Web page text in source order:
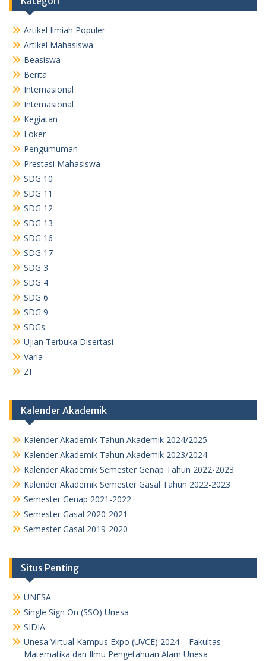
Artikel Ilmiah Populer
Artikel Mahasiswa
Beasiswa
Berita
Internasional
Internasional
Kegiatan
Loker
Pengumuman
Prestasi Mahasiswa
SDG 10
SDG 11
SDG 12
SDG 13
SDG 16
SDG 17
SDG 3
SDG 4
SDG 6
SDG 9
SDGs
Ujian Terbuka Disertasi
Varia
ZI
Kalender Akademik
Kalender Akademik Tahun Akademik 2024/2025
Kalender Akademik Tahun Akademik 2023/2024
Kalender Akademik Semester Genap Tahun 2022-2023
Kalender Akademik Semester Gasal Tahun 2022-2023
Semester Genap 2021-2022
Semester Gasal 2020-2021
Semester Gasal 2019-2020
Situs Penting
UNESA
Single Sign On (SSO) Unesa
SIDIA
Unesa Virtual Kampus Expo (UVCE) 2024 – Fakultas
Matematika dan Ilmu Pengetahuan Alam Unesa